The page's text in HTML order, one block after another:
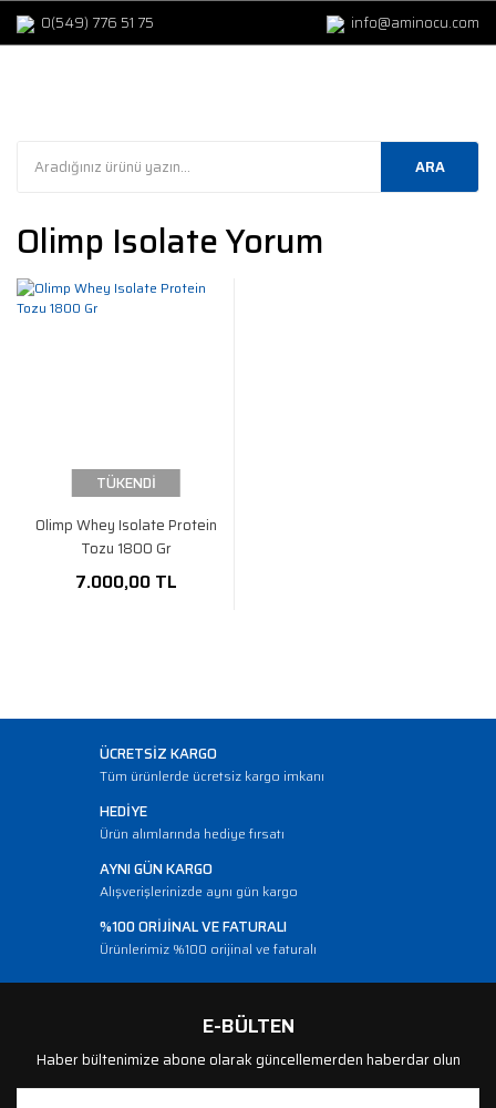
0(549) 776 51 75 info@aminocu.com
ARA
Olimp Isolate Yorum
TÜKENDİ
Olimp Whey Isolate Protein
Tozu 1800 Gr
7.000,00 TL
ÜCRETSİZ KARGO
Tüm ürünlerde ücretsiz kargo imkanı
HEDİYE
Ürün alımlarında hediye fırsatı
AYNI GÜN KARGO
Alışverişlerinizde aynı gün kargo
%100 ORİJİNAL VE FATURALI
Ürünlerimiz %100 orijinal ve faturalı
E-BÜLTEN
Haber bültenimize abone olarak güncellemerden haberdar olun